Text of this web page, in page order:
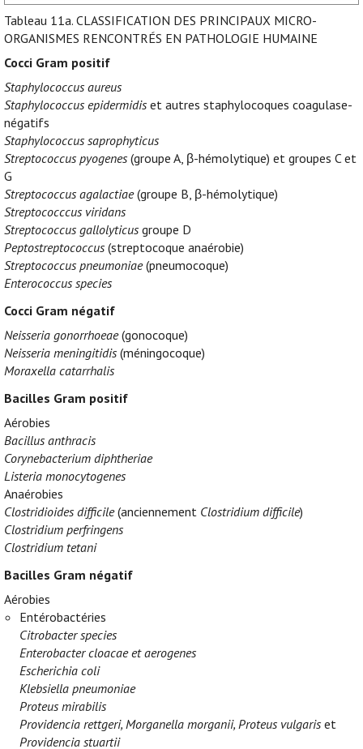
Tableau 11a. CLASSIFICATION DES PRINCIPAUX MICRO-
ORGANISMES RENCONTRÉS EN PATHOLOGIE HUMAINE
Cocci Gram positif
Staphylococcus aureus
Staphylococcus epidermidis et autres staphylocoques coagulase-
négatifs
Staphylococcus saprophyticus
Streptococcus pyogenes (groupe A, β-hémolytique) et groupes C et
G
Streptococcus agalactiae(groupe B, β-hémolytique)
Streptococccus viridans
Streptococcus gallolyticus groupe D
Peptostreptococcus (streptocoque anaérobie)
Streptococcus pneumoniae(pneumocoque)
Enterococcus species
Cocci Gram négatif
Neisseria gonorrhoeae(gonocoque)
Neisseria meningitidis (méningocoque)
Moraxella catarrhalis
Bacilles Gram positif
Aérobies
Bacillus anthracis
Corynebacterium diphtheriae
Listeria monocytogenes
Anaérobies
Clostridioides difficile(anciennement Clostridium difficile)
Clostridium perfringens
Clostridium tetani
Bacilles Gram négatif
Aérobies
Entérobactéries
Citrobacter species
Enterobacter cloacae et aerogenes
Escherichia coli
Klebsiella pneumoniae
Proteus mirabilis
Providencia rettgeri, Morganella morganii, Proteus vulgaris et
Providencia stuartii